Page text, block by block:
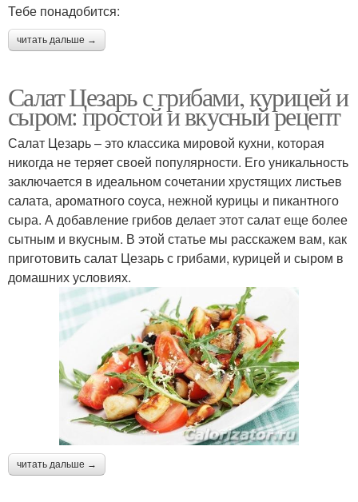
Тебе понадобится:
читать дальше →
Салат Цезарь с грибами, курицей и
сыром: простой и вкусный рецепт
Салат Цезарь – это классика мировой кухни, которая
никогда не теряет своей популярности. Его уникальность
заключается в идеальном сочетании хрустящих листьев
салата, ароматного соуса, нежной курицы и пикантного
сыра. А добавление грибов делает этот салат еще более
сытным и вкусным. В этой статье мы расскажем вам, как
приготовить салат Цезарь с грибами, курицей и сыром в
домашних условиях.
читать дальше →